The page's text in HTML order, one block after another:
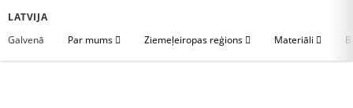
LATVIJA
Galvenā
Par mums Ziemeļeiropas reģions Materiāli